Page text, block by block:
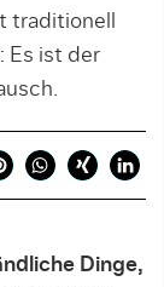
Es ist der
Dinge,